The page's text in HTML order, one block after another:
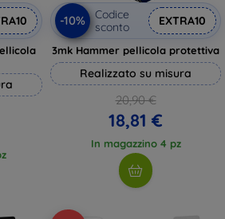
-10%
Codice
sconto
EXTRA10
3mk Hammer pellicola protettiva
Realizzato su misura
20,90 €
18,81 €
In magazzino 4 pz